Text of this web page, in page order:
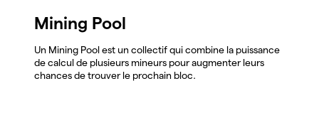
Mining Pool
Un Mining Pool est un collectif qui combine la puissance
de calcul de plusieurs mineurs pour augmenter leurs
chances de trouver le prochain bloc.